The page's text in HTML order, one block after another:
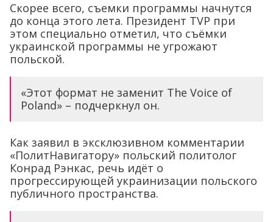
Скорее всего, съемки программы начнутся
до конца этого лета. Президент TVP при
этом специально отметил, что съёмки
украинской программы не угрожают
польской.
«Этот формат не заменит The Voice of
Poland» – подчеркнул он.
Как заявил в эксклюзивном комментарии
«ПолитНавигатору» польский политолог
Конрад Рэнкас, речь идёт о
прогрессирующей украинизации польского
публичного пространства.